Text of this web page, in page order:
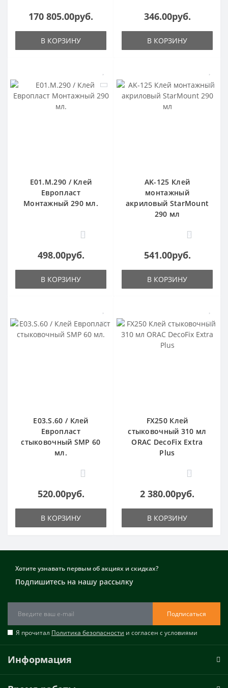
170 805.00руб.
В КОРЗИНУ
346.00руб.
В КОРЗИНУ
E01.M.290 / Клей
Европласт
Монтажный 290 мл.
0
498.00руб.
В КОРЗИНУ
AK-125 Клей
монтажный
акриловый StarMount
290 мл
0
541.00руб.
В КОРЗИНУ
E03.S.60 / Клей
Европласт
стыковочный SMP 60
мл.
0
520.00руб.
В КОРЗИНУ
FX250 Клей
стыковочный 310 мл
ORAC DecoFix Extra
Plus
0
2 380.00руб.
В КОРЗИНУ
Хотите узнавать первым об акциях и скидках?
Подпишитесь на нашу рассылку
Подписаться
Я прочитал Политика безопасности и согласен с условиями
Информация